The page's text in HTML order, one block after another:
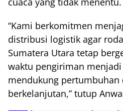
“Kami berkomitmen
distribusi logistik agar
Sumatera Utara tetap
waktu pengiriman
mendukung pertumbuhan
berkelanjutan,” tutup